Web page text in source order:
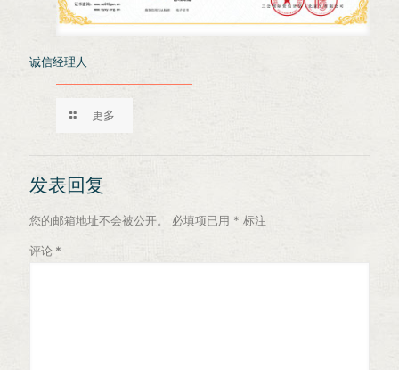
诚信经理人
更多
发表回复
您的邮箱地址不会被公开。 必填项已用 * 标注
评论 *